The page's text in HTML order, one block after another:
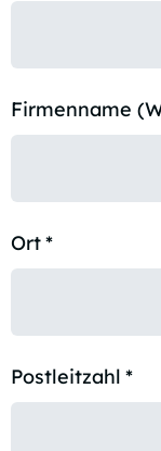
Firmenname
Ort*
Postleitzahl *